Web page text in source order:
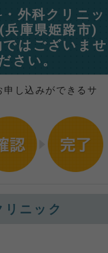
・外科クリニッ
庫県姫路市)
はございませ
さい。
し込みができるサ
リニック